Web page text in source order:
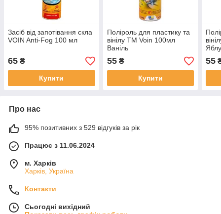
Засіб від запотівання скла
VOIN Anti-Fog 100 мл
65 ₴
Купити
Поліроль для пластику та
вінілу ТМ Voin 100мл
Ваніль
55₴
Купити
55
Про нас
95% позитивних з 529 відгуків за рік
Працює з 11.06.2024
м. Харків
Харків, Україна
Контакти
Сьогодні вихідний